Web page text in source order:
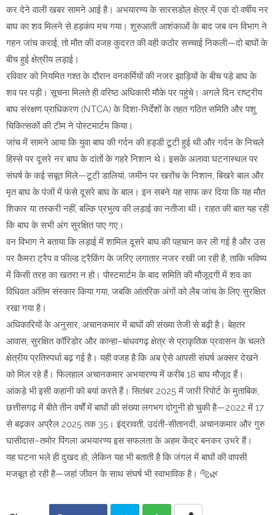
कर देने वाली खबर सामने आई है। अभयारण्य के सारसडोल क्षेत्र में एक दो वर्षीय नर
बाघ का शव मिलने से हड़कंप मच गया। शुरुआती आशंकाओं के बाद जब वन विभाग ने
गहन जांच कराई, तो मौत की वजह कुदरत की वही कठोर सच्चाई निकली—दो बाघों के
बीच हुई क्षेत्रीय लड़ाई।
रविवार को नियमित गश्त के दौरान वनकर्मियों की नजर झाड़ियों के बीच पड़े बाघ के
शव पर पड़ी। सूचना मिलते ही वरिष्ठ अधिकारी मौके पर पहुंचे। अगले दिन राष्ट्रीय
बाघ संरक्षण प्राधिकरण (NTCA) के दिशा-निर्देशों के तहत गठित समिति और पशु
चिकित्सकों की टीम ने पोस्टमार्टम किया।
जांच में सामने आया कि युवा बाघ की गर्दन की हड्डी टूटी हुई थी और गर्दन के निचले
हिस्से पर दूसरे नर बाघ के दांतों के गहरे निशान थे। इसके अलावा घटनास्थल पर
संघर्ष के कई सबूत मिले—टूटी डालियां, जमीन पर खरोंच के निशान, बिखरे बाल और
मृत बाघ के पंजों में फंसे दूसरे बाघ के बाल। इन सबने यह साफ कर दिया कि यह मौत
शिकार या तस्करी नहीं, बल्कि प्रभुत्व की लड़ाई का नतीजा थी। राहत की बात यह रही
कि बाघ के सभी अंग सुरक्षित पाए गए।
वन विभाग ने बताया कि लड़ाई में शामिल दूसरे बाघ की पहचान कर ली गई है और उस
पर कैमरा ट्रैप व फील्ड ट्रैकिंग के जरिए लगातार नजर रखी जा रही है, ताकि भविष्य
में किसी तरह का खतरा न हो। पोस्टमार्टम के बाद समिति की मौजूदगी में शव का
विधिवत अंतिम संस्कार किया गया, जबकि आंतरिक अंगों को लैब जांच के लिए सुरक्षित
रखा गया है।
अधिकारियों के अनुसार, अचानकमार में बाघों की संख्या तेजी से बढ़ी है। बेहतर
आवास, सुरक्षित कॉरिडोर और कान्हा–बांधवगढ़ क्षेत्र से प्राकृतिक प्रवासन के चलते
क्षेत्रीय प्रतिस्पर्धा बढ़ गई है। यही वजह है कि अब ऐसे आपसी संघर्ष अक्सर देखने
को मिल रहे हैं। फिलहाल अचानकमार अभयारण्य में करीब 18 बाघ मौजूद हैं।
आंकड़े भी इसी कहानी को बयां करते हैं। सितंबर 2025 में जारी रिपोर्ट के मुताबिक,
छत्तीसगढ़ में बीते तीन वर्षों में बाघों की संख्या लगभग दोगुनी हो चुकी है—2022 में 17
से बढ़कर अप्रैल 2025 तक 35। इंद्रावती, उदंती-सीतानदी, अचानकमार और गुरु
घासीदास–तमोर पिंगला अभयारण्य इस सफलता के अहम केंद्र बनकर उभरे हैं।
यह घटना भले ही दुखद हो, लेकिन यह भी बताती है कि जंगल में बाघों की वापसी
मजबूत हो रही है—जहां जीवन के साथ संघर्ष भी स्वाभाविक है। 🐅🌿